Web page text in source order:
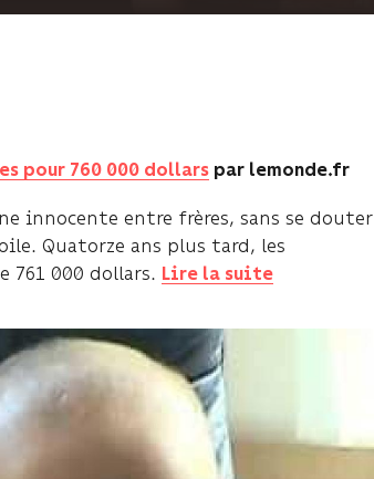
pour 760 000 dollars par lemonde.fr
innocente entre frères, sans se douter
Quatorze ans plus tard, les
761 000 dollars.
Lire la suite